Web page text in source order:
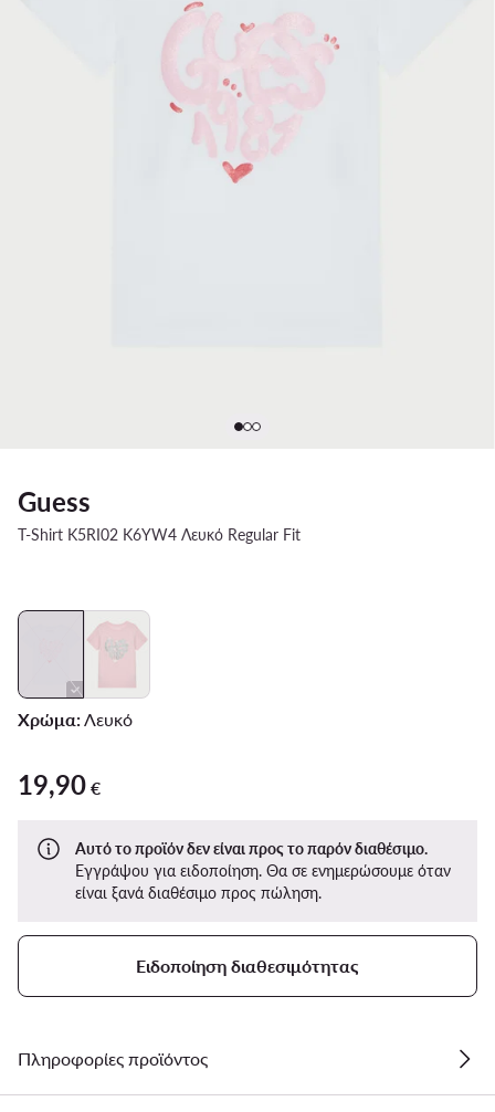
Guess
T-Shirt K5RI02 K6YW4 Λευκό Regular Fit
Χρώμα: Λευκό
19,90 €
19,90 €
Αυτό το προϊόν δεν είναι προς το παρόν διαθέσιμο.
Εγγράψου για ειδοποίηση. Θα σε ενημερώσουμε όταν
είναι ξανά διαθέσιμο προς πώληση.
Ειδοποίηση διαθεσιμότητας
Πληροφορίες προϊόντος